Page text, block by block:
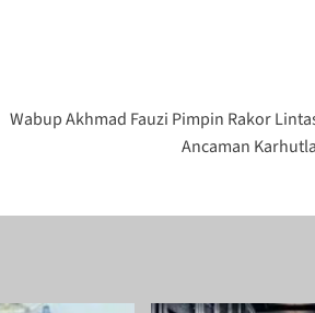
Wabup Akhmad Fauzi Pimpin Rakor
Ancaman